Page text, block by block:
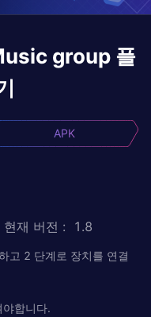
group 플
APK
현재 버전 : 1.8
고 2 단계로 장치를 연결
합니다.